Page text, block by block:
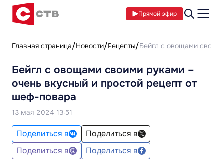
Прямой эфир
Главная страница Новости Рецепты Бейгл с овощами
Бейгл с овощами своими руками –
очень вкусный и простой рецепт от
шеф-повара
13 мая 2024 13:51
Поделиться в
Поделиться в
Поделиться в
Поделиться в